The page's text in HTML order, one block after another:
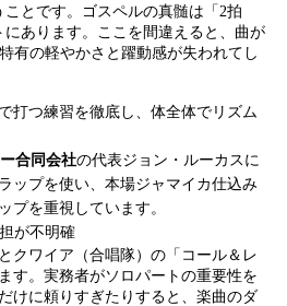
とです。ゴスペルの真髄は「2拍
にあります。ここを間違えると、曲が
有の軽やかさと躍動感が失われてし
打つ練習を徹底し、体全体でリズム
合同会社の代表ジョン・ルーカスに
ップを使い、本場ジャマイカ仕込み
プを重視しています。
が不明確
クワイア（合唱隊）の「コール＆レ
す。実務者がソロパートの重要性を
けに頼りすぎたりすると、楽曲のダ